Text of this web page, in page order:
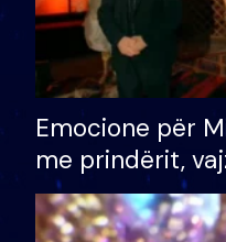
Emocione për
me prindërit,
bashkëshorten:
divorci apo jo?